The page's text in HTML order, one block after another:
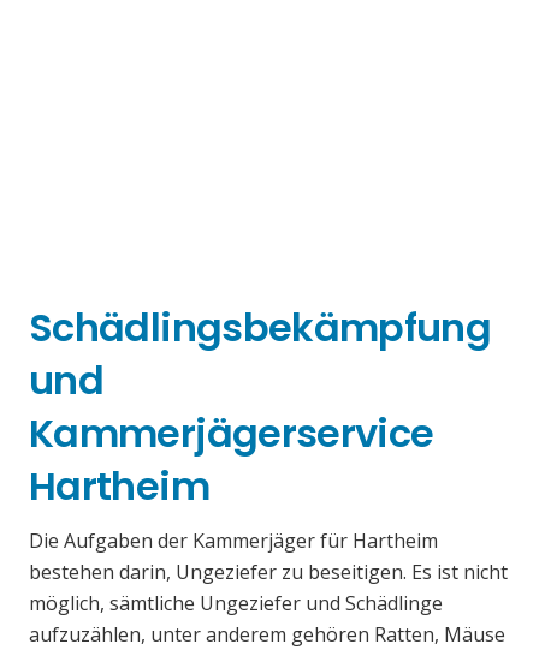
Schädlingsbekämpfung
und
Kammerjägerservice
Hartheim
Die Aufgaben der Kammerjäger für Hartheim
bestehen darin, Ungeziefer zu beseitigen. Es ist nicht
möglich, sämtliche Ungeziefer und Schädlinge
aufzuzählen, unter anderem gehören Ratten, Mäuse